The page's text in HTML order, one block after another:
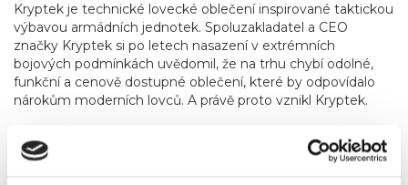
Kryptek je technické lovecké oblečení inspirované taktickou
výbavou armádních jednotek. Spoluzakladatel a CEO
značky Kryptek si po letech nasazení v extrémních
bojových podmínkách uvědomil, že na trhu chybí odolné,
funkční a cenově dostupné oblečení, které by odpovídalo
nárokům moderních lovců. A právě proto vznikl Kryptek.
Outdoorové vybavení s výkonností vojenské výstroje